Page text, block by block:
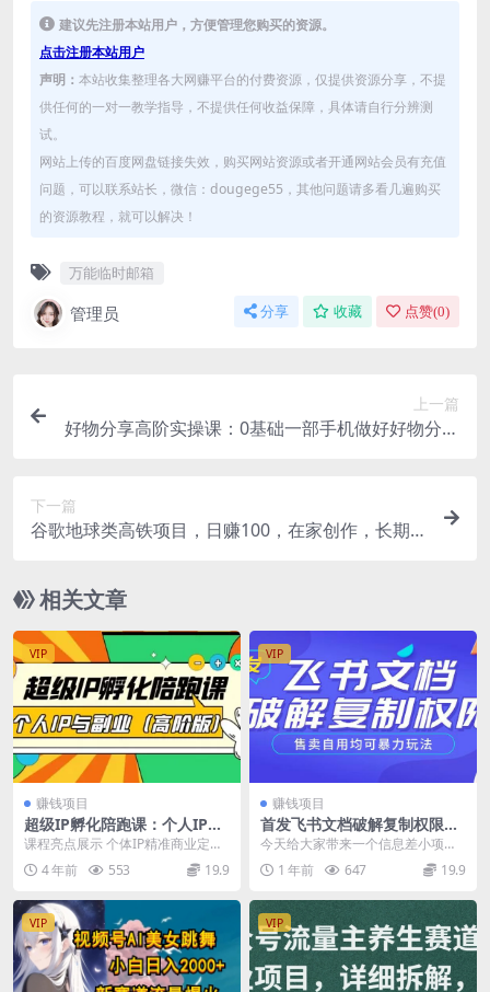
建议先注册本站用户，方便管理您购买的资源。
点击注册本站用户
声明： 本站收集整理各大网赚平台的付费资源，仅提供资源分享，不提
供任何的一对一教学指导，不提供任何收益保障，具体请自行分辨测
试。
网站上传的百度网盘链接失效，购买网站资源或者开通网站会员有充值
问题，可以联系站长，微信：dougege55，其他问题请多看几遍购买
的资源教程，就可以解决！
万能临时邮箱
管理员 分享 收藏 点赞(0)
上一篇
好物分享高阶实操课：0基础一部手机做好好物分享
下一篇
谷歌地球类高铁项目，日赚100，在家创作，长期
相关文章
VIP
赚钱项目
超级IP孵化陪跑课：个人IP与
副业（高阶版）41节课
课程亮点展示 个体IP精准商业定位
爆款文案的设计和思路 直播的打造
和技巧 私域...
4 年前 553 19.9
VIP
赚钱项目
首发飞书文档破解复制权限，
售卖自用均可暴力玩法
今天给大家带来一个信息差小项目
飞书文档复制权限破解玩法自用售
卖均可，全网首发! ...
1 年前 647 19.9
VIP VIP